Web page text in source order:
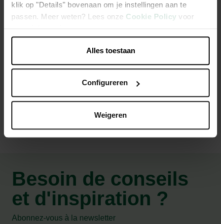
klik op "Details" bovenaan om je instellingen aan te
passen. Meer weten? Lees onze Cookie Policy voor
meer informatie.
Alles toestaan
Configureren
Weigeren
Couleur aluminium
Accessoire
Besoin de conseils
et d'inspiration ?
Abonnez-vous à la newsletter